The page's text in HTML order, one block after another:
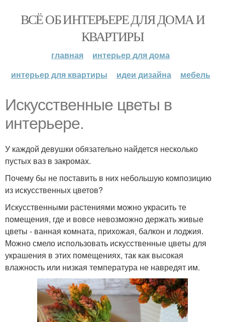
ВСЁ ОБ ИНТЕРЬЕРЕ ДЛЯ ДОМА И
КВАРТИРЫ
главная
интерьер для дома
интерьер для квартиры
идеи дизайна мебель
Искусственные цветы в
интерьере.
У каждой девушки обязательно найдется несколько
пустых ваз в закромах.
Почему бы не поставить в них небольшую композицию
из искусственных цветов?
Искусственными растениями можно украсить те
помещения, где и вовсе невозможно держать живые
цветы - ванная комната, прихожая, балкон и лоджия.
Можно смело использовать искусственные цветы для
украшения в этих помещениях, так как высокая
влажность или низкая температура не навредят им.